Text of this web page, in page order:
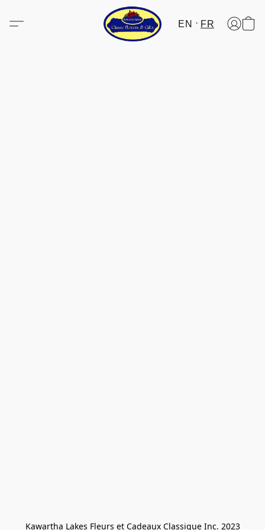
EN FR
Kawartha Lakes Fleurs et Cadeaux Classique Inc. 2023